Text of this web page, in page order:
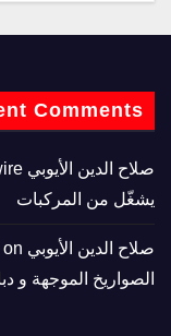
Comments
صلاح الدين الأيوبي
يشغّل من المركبات
صلاح الدين الأيوبي
الصواريخ الموجهة و